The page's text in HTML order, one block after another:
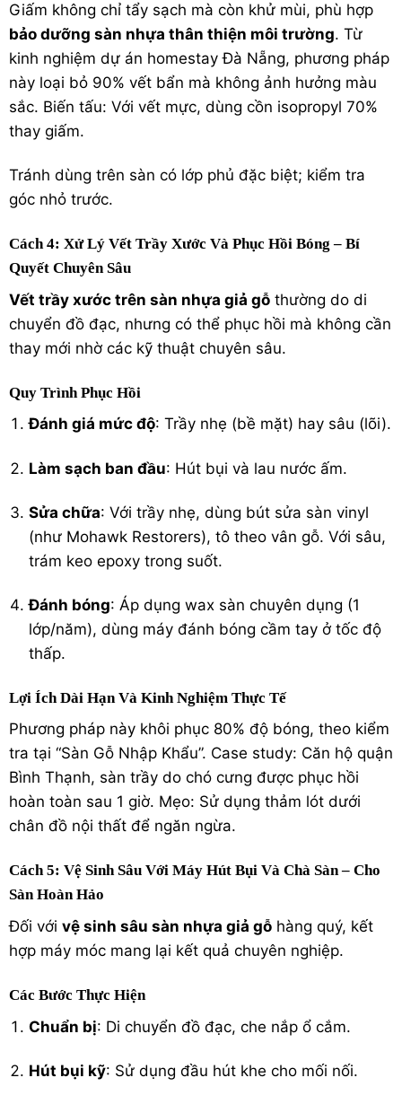
Giấm không chỉ tẩy sạch mà còn khử mùi, phù hợp
bảo dưỡng sàn nhựa thân thiện môi trường. Từ
kinh nghiệm dự án homestay Đà Nẵng, phương pháp
này loại bỏ 90% vết bẩn mà không ảnh hưởng màu
sắc. Biến tấu: Với vết mực, dùng cồn isopropyl 70%
thay giấm.
Tránh dùng trên sàn có lớp phủ đặc biệt; kiểm tra
góc nhỏ trước.
Cách 4: Xử Lý Vết Trầy Xước Và Phục Hồi Bóng – Bí
Quyết Chuyên Sâu
Vết trầy xước trên sàn nhựa giả gỗ thường do di
chuyển đồ đạc, nhưng có thể phục hồi mà không cần
thay mới nhờ các kỹ thuật chuyên sâu.
Quy Trình Phục Hồi
Đánh giá mức độ: Trầy nhẹ (bề mặt) hay sâu (lõi).
Làm sạch ban đầu: Hút bụi và lau nước ấm.
Sửa chữa: Với trầy nhẹ, dùng bút sửa sàn vinyl
(như Mohawk Restorers), tô theo vân gỗ. Với sâu,
trám keo epoxy trong suốt.
Đánh bóng: Áp dụng wax sàn chuyên dụng (1
lớp/năm), dùng máy đánh bóng cầm tay ở tốc độ
thấp.
Lợi Ích Dài Hạn Và Kinh Nghiệm Thực Tế
Phương pháp này khôi phục 80% độ bóng, theo kiểm
tra tại “Sàn Gỗ Nhập Khẩu”. Case study: Căn hộ quận
Bình Thạnh, sàn trầy do chó cưng được phục hồi
hoàn toàn sau 1 giờ. Mẹo: Sử dụng thảm lót dưới
chân đồ nội thất để ngăn ngừa.
Cách 5: Vệ Sinh Sâu Với Máy Hút Bụi Và Chà Sàn – Cho
Sàn Hoàn Hảo
Đối với vệ sinh sâu sàn nhựa giả gỗ hàng quý, kết
hợp máy móc mang lại kết quả chuyên nghiệp.
Các Bước Thực Hiện
Chuẩn bị: Di chuyển đồ đạc, che nắp ổ cắm.
Hút bụi kỹ: Sử dụng đầu hút khe cho mối nối.